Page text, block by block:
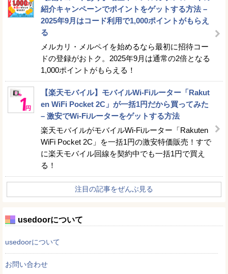
紹介キャンペーンでポイントをゲットする方法 –
2025年9月はコード利用で1,000ポイントがもらえ
る
メルカリ・メルペイを始めるなら最初に招待コー
ドの登録がおトク。2025年9月は通常の2倍となる
1,000ポイントがもらえる！
【楽天モバイル】モバイルWi-Fiルーター「Rakut
en WiFi Pocket 2C」が一括1円だから買ってみた
– 激安でWi-Fiルーターをゲットする方法
楽天モバイルがモバイルWi-Fiルーター「Rakuten
WiFi Pocket 2C」を一括1円の激安特価販売！すで
に楽天モバイル回線を契約中でも一括1円で買え
る！
注目の記事をぜんぶ見る
usedoorについて
usedoorについて
お問い合わせ